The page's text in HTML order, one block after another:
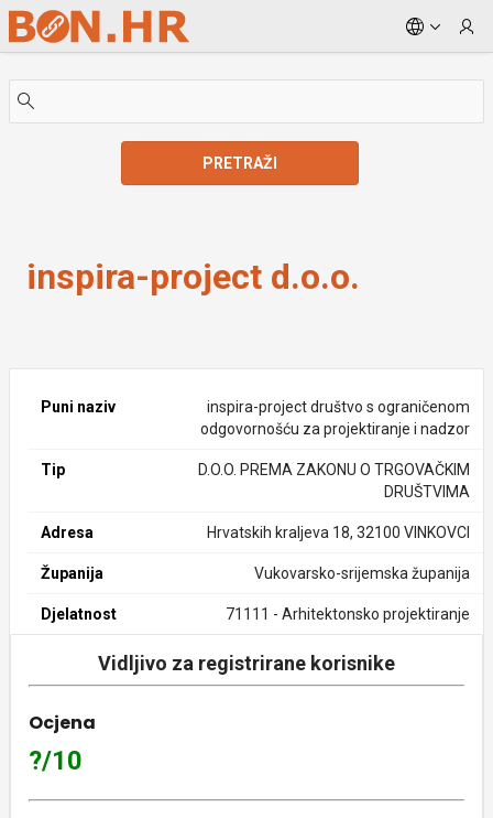
Skip to Main Content
PRETRAŽI
inspira-project d.o.o.
Puni naziv
inspira-project društvo s ograničenom
odgovornošću za projektiranje i nadzor
Tip
D.O.O. PREMA ZAKONU O TRGOVAČKIM
DRUŠTVIMA
Adresa Hrvatskih kraljeva 18, 32100 VINKOVCI
Županija Vukovarsko-srijemska županija
Djelatnost 71111 - Arhitektonsko projektiranje
Vidljivo za registrirane korisnike
Ocjena
?/10